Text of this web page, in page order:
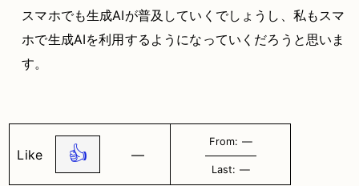
スマホでも生成AIが普及していくでしょうし、私もスマ
ホで生成AIを利用するようになっていくだろうと思いま
す。
Like 👍 ―
From: ―
Last: ―